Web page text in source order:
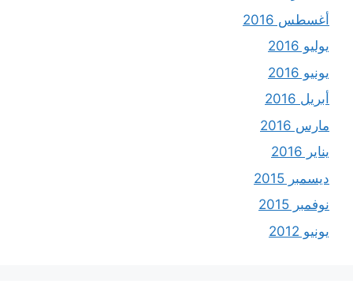
أغسطس 2016
يوليو 2016
يونيو 2016
أبريل 2016
مارس 2016
يناير 2016
ديسمبر 2015
نوفمبر 2015
يونيو 2012